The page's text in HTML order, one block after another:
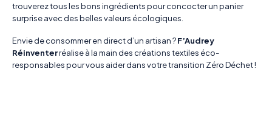
trouverez tous les bons ingrédients pour concocter un panier
surprise avec des belles valeurs écologiques.
Envie de consommer en direct d’un artisan ?F’Audrey
Réinventerréalise à la main des créations textiles éco-
responsables pour vous aider dans votre transition Zéro Déchet !